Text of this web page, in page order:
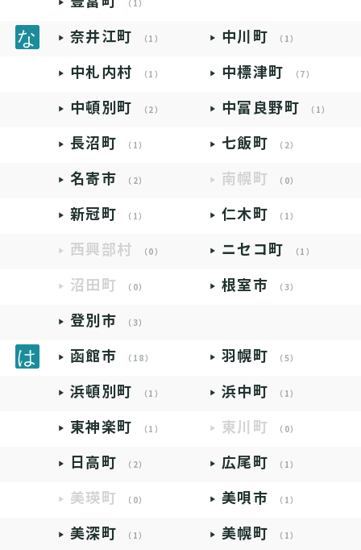
（1）
奈井江町 （1） 中川町 （1）
中札内村 （1） 中標津町 （7）
中頓別町 （2） 中富良野町 （1）
長沼町 （1） 七飯町 （2）
名寄市 （2） 南幌町 （0）
新冠町 （1） 仁木町 （1）
西興部村 （0） ニセコ町 （1）
沼田町 （0） 根室市 （3）
登別市 （3）
函館市 （18） 羽幌町 （5）
浜頓別町 （1） 浜中町 （1）
東神楽町 （1） 東川町 （0）
日高町 （2） 広尾町 （1）
美瑛町 （0） 美唄市 （1）
美深町 （1） 美幌町 （1）